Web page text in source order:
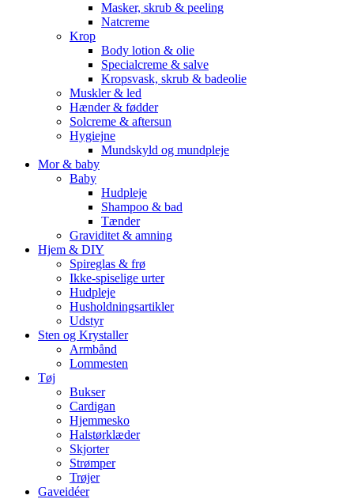
Masker, skrub & peeling
Natcreme
Krop
Body lotion & olie
Specialcreme & salve
Kropsvask, skrub & badeolie
Muskler & led
Hænder & fødder
Solcreme & aftersun
Hygiejne
Mundskyld og mundpleje
Mor & baby
Baby
Hudpleje
Shampoo & bad
Tænder
Graviditet & amning
Hjem & DIY
Spireglas & frø
Ikke-spiselige urter
Hudpleje
Husholdningsartikler
Udstyr
Sten og Krystaller
Armbånd
Lommesten
Tøj
Bukser
Cardigan
Hjemmesko
Halstørklæder
Skjorter
Strømper
Trøjer
Gaveidéer